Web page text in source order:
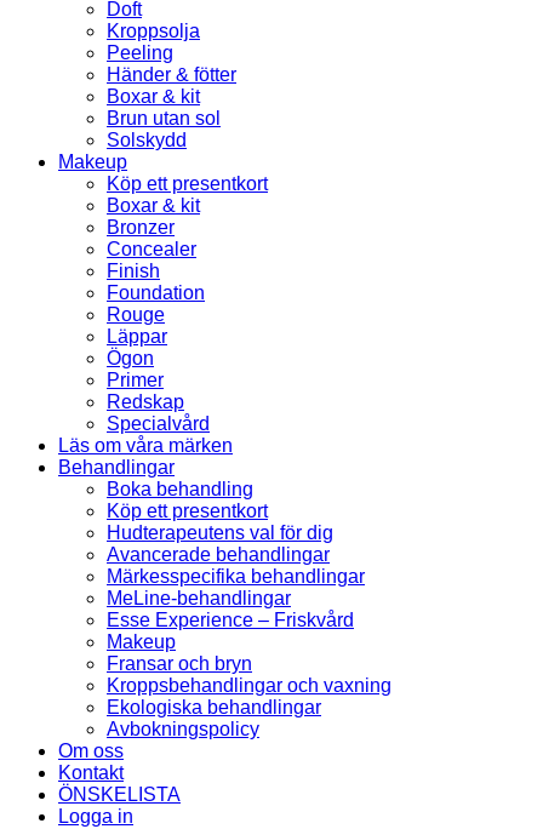
Doft
Kroppsolja
Peeling
Händer & fötter
Boxar & kit
Brun utan sol
Solskydd
Makeup
Köp ett presentkort
Boxar & kit
Bronzer
Concealer
Finish
Foundation
Rouge
Läppar
Ögon
Primer
Redskap
Specialvård
Läs om våra märken
Behandlingar
Boka behandling
Köp ett presentkort
Hudterapeutens val för dig
Avancerade behandlingar
Märkesspecifika behandlingar
MeLine-behandlingar
Esse Experience – Friskvård
Makeup
Fransar och bryn
Kroppsbehandlingar och vaxning
Ekologiska behandlingar
Avbokningspolicy
Om oss
Kontakt
ÖNSKELISTA
Logga in